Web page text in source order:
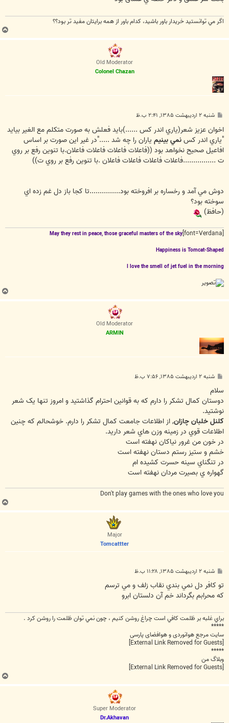
اگر مي توانستيد خريدار باور باشيد، كدام باور از همه برايتان مفيد تر بود؟؟
ب
ا
Old Moderator
Colonel Chazan
پ
ت
شنبه ۲ اردیبهشت ۱۳۸۵, ۲:۴۱ ب.ظ
اخوان عزيز شعر(ياري اندر كس ......)بايد فعلش به صورت متكلم مع الغير بيايد
"ياري اندر كسنمي بينيمياران را چه شد ....."در غير اين صورت بر اساس
افاعيل صحيح نخواهد بود ((فاعلات فاعلات فاعلات فاعلان.با تنوين رفع بر روي
ت ................فاعلات فاعلات فاعلات فاعلان .با تنوين رفع بر روي ت))
دوش مي آمد و رخساره بر افروخته بود...............تا كجا باز دل غم زده اي
سوخته بود؟
(حافظ)
May they rest in peace, those graceful masters of the sky
Happiness is Tomcat-Shaped
I love the smell of jet fuel in the morning
ب
ا
Old Moderator
ARMIN
پ
ت
شنبه ۲ اردیبهشت ۱۳۸۵, ۷:۵۶ ب.ظ
سلام
دوستان کمال تشکر را دارم که به قوانين احترام گذاشتيد و امروز تنها يک شعر
نوشتيد.
کلنل خلبان چازان, از اطلاعات جامعت کمال تشکر را دارم. خوشحالم که چنين
اطلاعات قوي در زمينه وزن هاي شعر داريد.
در خون من غرور نياکان نهفته است
خشم و ستيز رستم دستان نهفته است
در تنگناي سينه حسرت کشيده ام
گهواره ي بصيرت مردان نهفته است
Don't play games with the ones who love you
ب
ا
Major
Tomcattter
پ
ت
شنبه ۲ اردیبهشت ۱۳۸۵, ۱۱:۲۸ ب.ظ
تو کافر دل نمي بندي نقاب زلف و مي ترسم
که محرابم بگرداند خم آن دلستان ابرو
براي غلبه بر ظلمت كافي است چراغ روشن كنيم ، چون نمي توان ظلمت را روشن كرد .
*****
سایت مرجع هوانوردی و هوافضای پارسی
*****
وبلاگ من
ب
ا
Super Moderator
Dr.Akhavan